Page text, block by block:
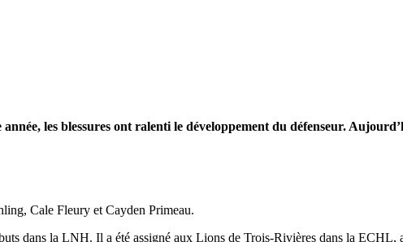
les blessures ont ralenti le développement du défenseur.
Cale Fleury et Cayden Primeau.
dans la LNH. Il a été assigné aux Lions de Trois-Rivières dans la ECHL,